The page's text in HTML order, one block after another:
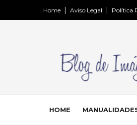
Home Aviso Legal Política
HOME